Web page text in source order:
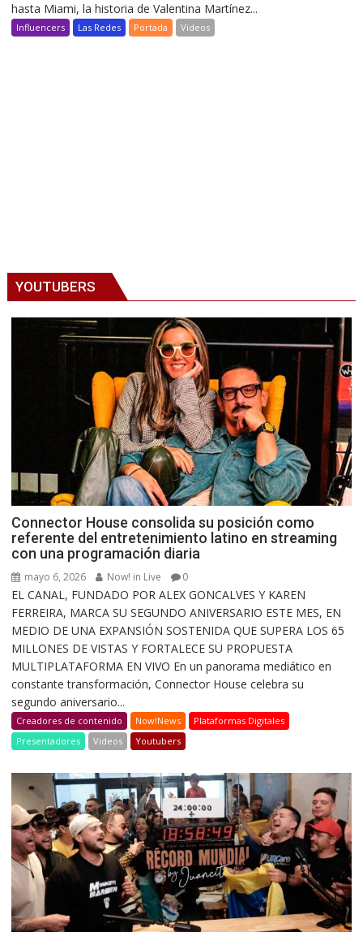
hasta Miami, la historia de Valentina Martínez...
Influencers Las Redes Portada Videos
YOUTUBERS
Connector House consolida su posición como
referente del entretenimiento latino en streaming
con una programación diaria
mayo 6, 2026 Now! in Live 0
EL CANAL, FUNDADO POR ALEX GONCALVES Y KAREN
FERREIRA, MARCA SU SEGUNDO ANIVERSARIO ESTE MES, EN
MEDIO DE UNA EXPANSIÓN SOSTENIDA QUE SUPERA LOS 65
MILLONES DE VISTAS Y FORTALECE SU PROPUESTA
MULTIPLATAFORMA EN VIVO En un panorama mediático en
constante transformación, Connector House celebra su
segundo aniversario...
Creadores de contenido Now!News
Plataformas Digitales
Presentadores
Videos Youtubers